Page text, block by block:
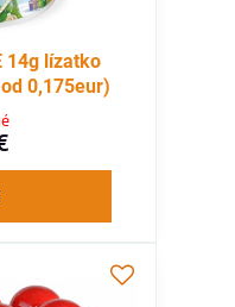
14g lízatko
0,175eur)